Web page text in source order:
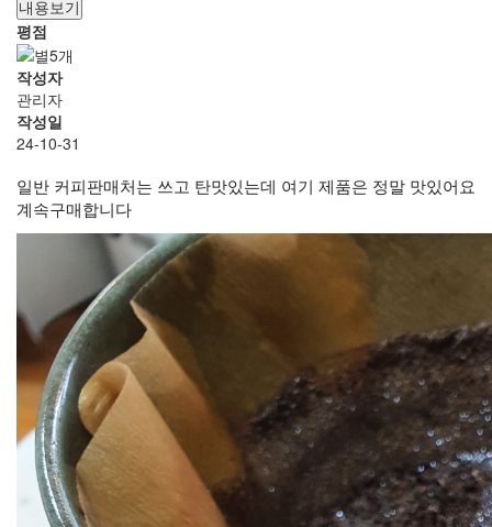
내용보기
평점
작성자
관리자
작성일
24-10-31
일반 커피판매처는 쓰고 탄맛있는데 여기 제품은 정말 맛있어요
계속구매합니다